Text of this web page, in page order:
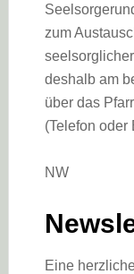
zum
deshalb am
über das
(Telefon oder
NW
Eine